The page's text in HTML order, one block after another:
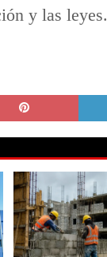
y las leyes.